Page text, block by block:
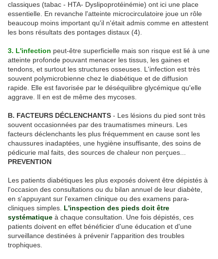
classiques (tabac - HTA- Dyslipoprotéinémie) ont ici une place
essentielle. En revanche l'atteinte microcirculatoire joue un rôle
beaucoup moins important qu'il n'était admis comme en attestent
les bons résultats des pontages distaux (4).
3. L'infection peut-être superficielle mais son risque est lié à une
atteinte profonde pouvant menacer les tissus, les gaines et
tendons, et surtout les structures osseuses. L'infection est très
souvent polymicrobienne chez le diabétique et de diffusion
rapide. Elle est favorisée par le déséquilibre glycémique qu'elle
aggrave. Il en est de même des mycoses.
B. FACTEURS DÉCLENCHANTS - Les lésions du pied sont très
souvent occasionnées par des traumatismes mineurs. Les
facteurs déclenchants les plus fréquemment en cause sont les
chaussures inadaptées, une hygiène insuffisante, des soins de
pédicurie mal faits, des sources de chaleur non perçues...
PREVENTION
Les patients diabétiques les plus exposés doivent être dépistés à
l'occasion des consultations ou du bilan annuel de leur diabète,
en s'appuyant sur l'examen clinique ou des examens para-
cliniques simples. L'inspection des pieds doit être
systématique à chaque consultation. Une fois dépistés, ces
patients doivent en effet bénéficier d'une éducation et d'une
surveillance destinées à prévenir l'apparition des troubles
trophiques.